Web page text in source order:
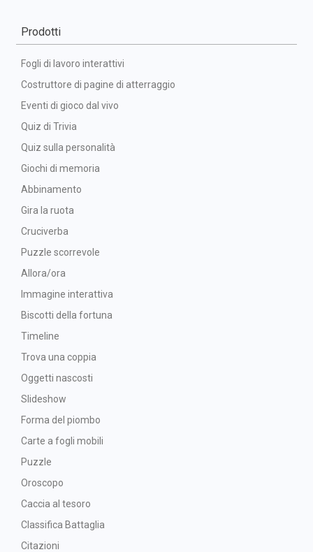
Prodotti
Fogli di lavoro interattivi
Costruttore di pagine di atterraggio
Eventi di gioco dal vivo
Quiz di Trivia
Quiz sulla personalità
Giochi di memoria
Abbinamento
Gira la ruota
Cruciverba
Puzzle scorrevole
Allora/ora
Immagine interattiva
Biscotti della fortuna
Timeline
Trova una coppia
Oggetti nascosti
Slideshow
Forma del piombo
Carte a fogli mobili
Puzzle
Oroscopo
Caccia al tesoro
Classifica Battaglia
Citazioni